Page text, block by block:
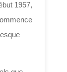
1957,